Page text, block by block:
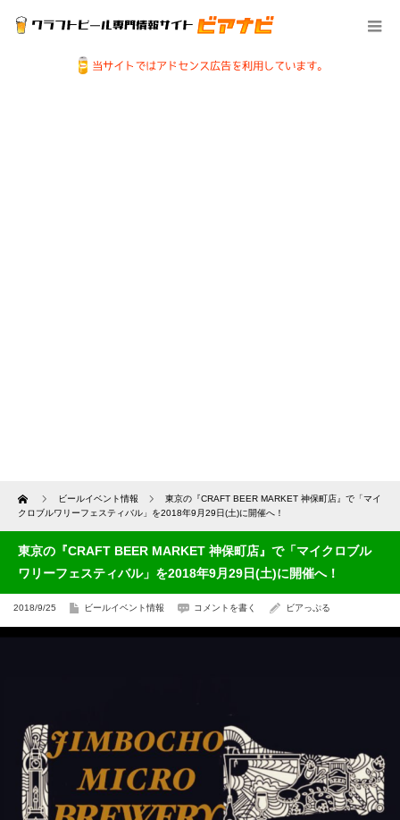
Home ビールイベント情報
東京の『CRAFT BEER MARKET 神保町店』で「マイ
クロブルワリーフェスティバル」を2018年9月29日(土)に開催へ！
東京の『CRAFT BEER MARKET 神保町店』で「マイクロブル
ワリーフェスティバル」を2018年9月29日(土)に開催へ！
2018/9/25 ビールイベント情報 コメントを書く ビアっぷる